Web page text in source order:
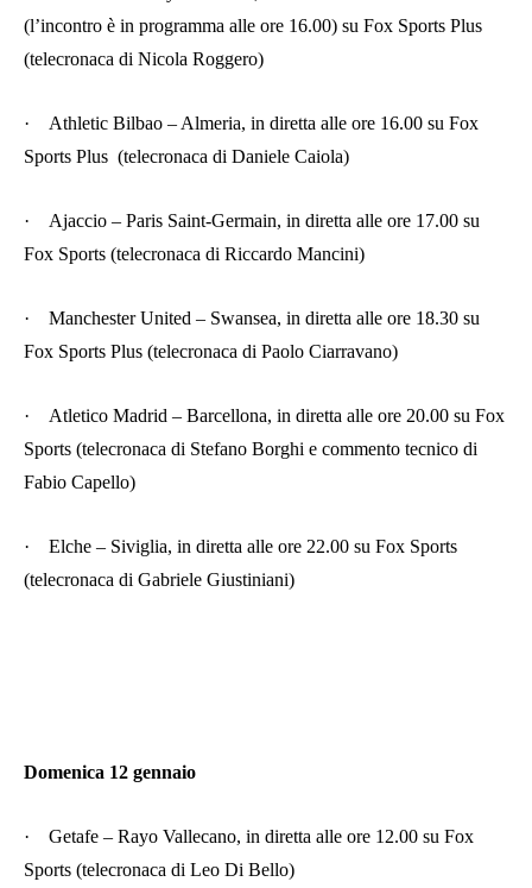
(l’incontro è in programma alle ore 16.00) su Fox Sports Plus
(telecronaca di Nicola Roggero)
·
Athletic Bilbao – Almeria, in diretta alle ore 16.00 su Fox
Sports Plus (telecronaca di Daniele Caiola)
·
Ajaccio – Paris Saint-Germain, in diretta alle ore 17.00 su
Fox Sports (telecronaca di Riccardo Mancini)
·
Manchester United – Swansea, in diretta alle ore 18.30 su
Fox Sports Plus (telecronaca di Paolo Ciarravano)
·
Atletico Madrid – Barcellona, in diretta alle ore 20.00 su Fox
Sports (telecronaca di Stefano Borghi e commento tecnico di
Fabio Capello)
·
Elche – Siviglia, in diretta alle ore 22.00 su Fox Sports
(telecronaca di Gabriele Giustiniani)
Domenica 12 gennaio
·
Getafe – Rayo Vallecano, in diretta alle ore 12.00 su Fox
Sports (telecronaca di Leo Di Bello)